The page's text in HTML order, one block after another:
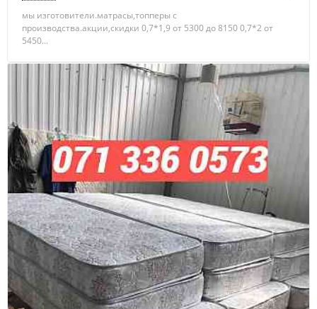
мы изготовители.матрасы,топперы с
производства.акции,скидки 0,7*1,9 от 5300 до 8150 0,7*2 от
5450...